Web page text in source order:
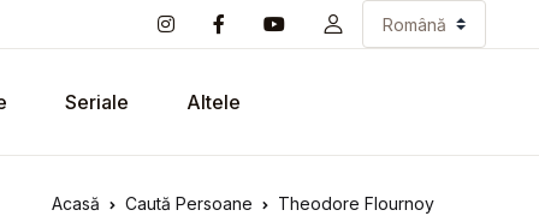
Seriale Altele
Acasă Caută Persoane Theodore Flournoy